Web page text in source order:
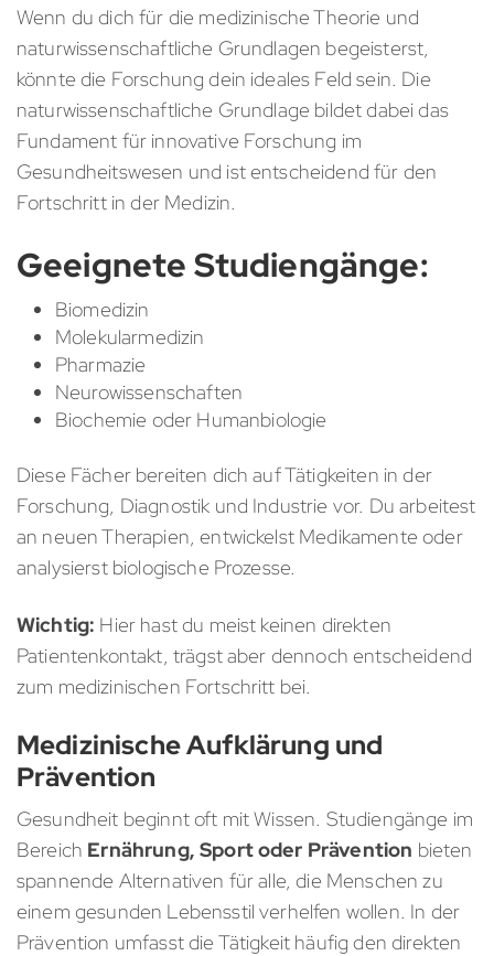
Wenn du dich für die medizinische Theorie und
naturwissenschaftliche Grundlagen begeisterst,
könnte die Forschung dein ideales Feld sein. Die
naturwissenschaftliche Grundlage bildet dabei das
Fundament für innovative Forschung im
Gesundheitswesen und ist entscheidend für den
Fortschritt in der Medizin.
Geeignete Studiengänge:
Biomedizin
Molekularmedizin
Pharmazie
Neurowissenschaften
Biochemie oder Humanbiologie
Diese Fächer bereiten dich auf Tätigkeiten in der
Forschung, Diagnostik und Industrie vor. Du arbeitest
an neuen Therapien, entwickelst Medikamente oder
analysierst biologische Prozesse.
Wichtig: Hier hast du meist keinen direkten
Patientenkontakt, trägst aber dennoch entscheidend
zum medizinischen Fortschritt bei.
Medizinische Aufklärung und
Prävention
Gesundheit beginnt oft mit Wissen. Studiengänge im
Bereich Ernährung, Sport oder Prävention bieten
spannende Alternativen für alle, die Menschen zu
einem gesunden Lebensstil verhelfen wollen. In der
Prävention umfasst die Tätigkeit häufig den direkten